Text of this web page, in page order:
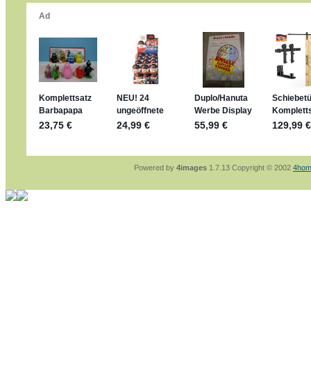
Für die Figuren VC307, 310, 318 und 326
mein Enkel hat die leider weggeworfen
jan-lukas:
geschrieben am: 29. 4. 2026 -
https://www.ferrero-
sammelspass.de/einladung/
jan-lukas:
geschrieben am: 28. 4. 2026 -
stimmt, jetzt fällt es mir auch ein
*Bussi*
geschrieben am: 28. 4.
So habe ich das in Erinnerung ... oder?
jan-lukas:geschrieben am: 28. 4. 2026 -
Powered by 4images 1.7.13 Copyright © 2002